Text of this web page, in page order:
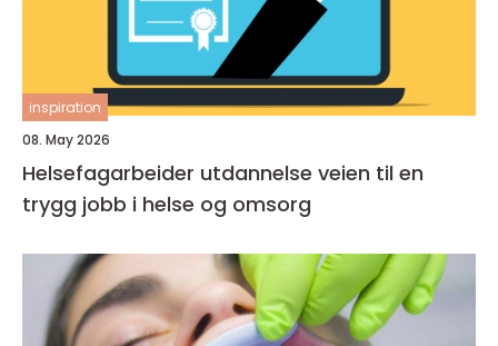
inspiration
08. May 2026
Helsefagarbeider utdannelse veien til en
trygg jobb i helse og omsorg